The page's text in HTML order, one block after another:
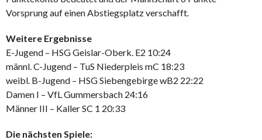
Vorsprung auf einen Abstiegsplatz verschafft.
Weitere Ergebnisse
E-Jugend – HSG Geislar-Oberk. E2 10:24
männl. C-Jugend – TuS Niederpleis mC 18:23
weibl. B-Jugend – HSG Siebengebirge wB2 22:22
Damen I – VfL Gummersbach 24:16
Männer III – Kaller SC 1 20:33
Die nächsten Spiele: